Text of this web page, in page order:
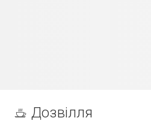
Дозвілля